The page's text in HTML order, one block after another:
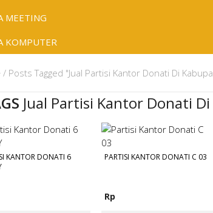
MEETING
KOMPUTER
/ Posts Tagged "Jual Partisi Kantor Donati Di
Jual Partisi Kantor Donati
KANTOR DONATI 6
PARTISI KANTOR DONATI C 03
Rp